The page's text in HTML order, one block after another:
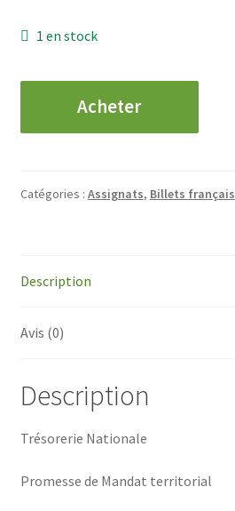
1 en stock
Promesse
Territorial
Francs
Acheter
Catégories : Assignats, Billets français
Description
Avis (0)
Description
Trésorerie Nationale
Promesse de Mandat territorial